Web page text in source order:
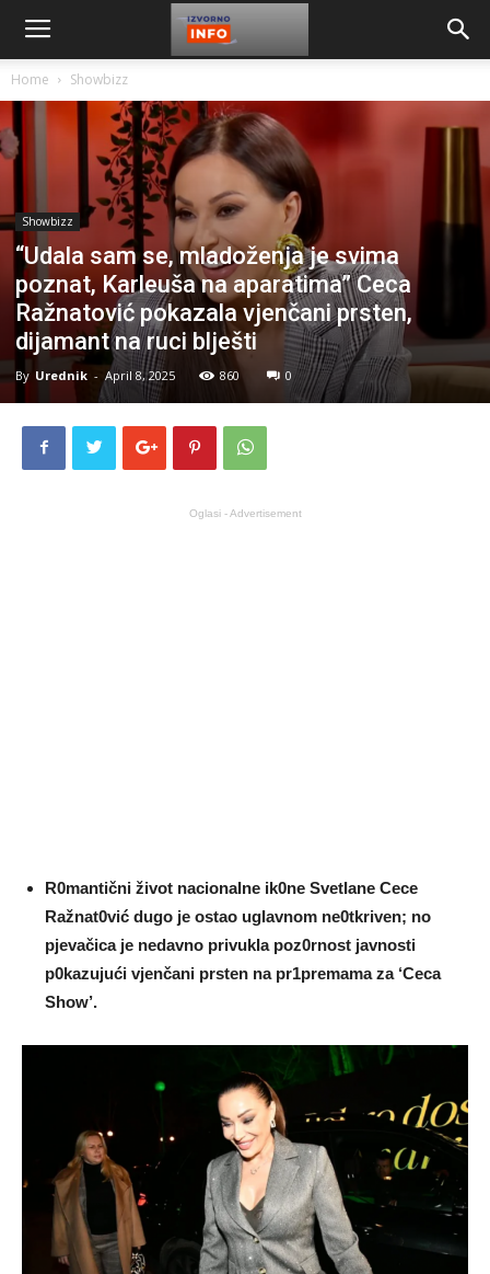
Home Showbizz
Showbizz
“Udala sam se, mladoženja je svima
poznat, Karleuša na aparatima” Ceca
Ražnatović pokazala vjenčani prsten,
dijamant na ruci blješti
By Urednik - April 8, 2025 860 0
Oglasi - Advertisement
R0mantični život nacionaIne ik0ne SvetIane Cece
Ražnat0vić dugo je ostao ugIavnom ne0tkriven; no
pjevačica je nedavno privukIa poz0rnost javnosti
p0kazujući vjenčani prsten na pr1premama za ‘Ceca
Show’.